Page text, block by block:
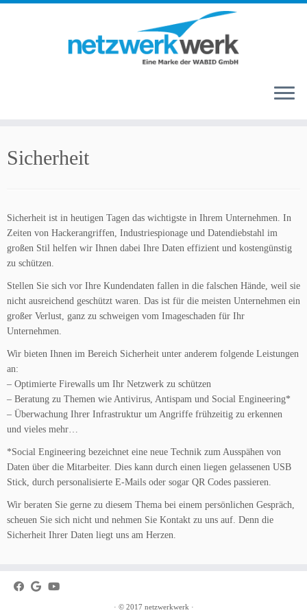
springen
Sicherheit
Sicherheit ist in heutigen Tagen das wichtigste in Ihrem Unternehmen. In
Zeiten von Hackerangriffen, Industriespionage und Datendiebstahl im
großen Stil helfen wir Ihnen dabei Ihre Daten effizient und kostengünstig
zu schützen.
Stellen Sie sich vor Ihre Kundendaten fallen in die falschen Hände, weil sie
nicht ausreichend geschützt waren. Das ist für die meisten Unternehmen ein
großer Verlust, ganz zu schweigen vom Imageschaden für Ihr
Unternehmen.
Wir bieten Ihnen im Bereich Sicherheit unter anderem folgende Leistungen
an:
– Optimierte Firewalls um Ihr Netzwerk zu schützen
– Beratung zu Themen wie Antivirus, Antispam und Social Engineering*
– Überwachung Ihrer Infrastruktur um Angriffe frühzeitig zu erkennen
und vieles mehr…
*Social Engineering bezeichnet eine neue Technik zum Ausspähen von
Daten über die Mitarbeiter. Dies kann durch einen liegen gelassenen USB
Stick, durch personalisierte E-Mails oder sogar QR Codes passieren.
Wir beraten Sie gerne zu diesem Thema bei einem persönlichen Gespräch,
scheuen Sie sich nicht und nehmen Sie Kontakt zu uns auf. Denn die
Sicherheit Ihrer Daten liegt uns am Herzen.
· © 2017 netzwerkwerk ·